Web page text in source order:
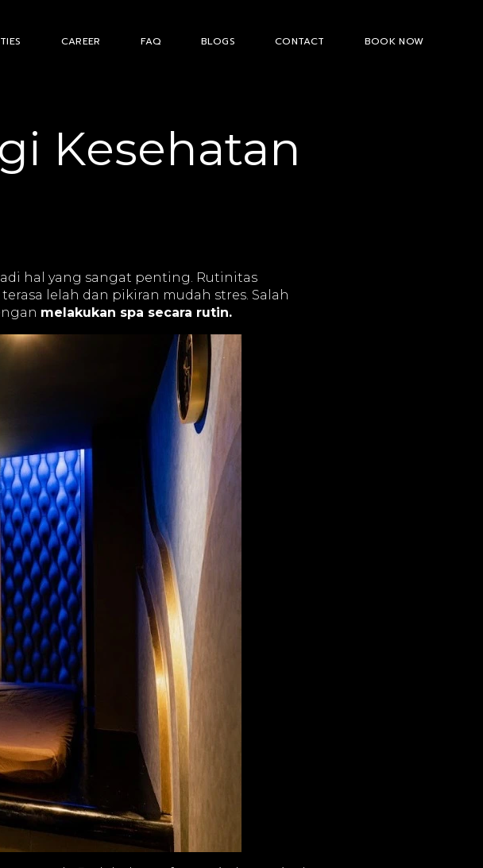
CAREER FAQ BLOGS CONTACT BOOK NOW
Kesehatan
hal yang sangat penting. Rutinitas
lelah dan pikiran mudah stres. Salah
melakukan spa secara rutin.